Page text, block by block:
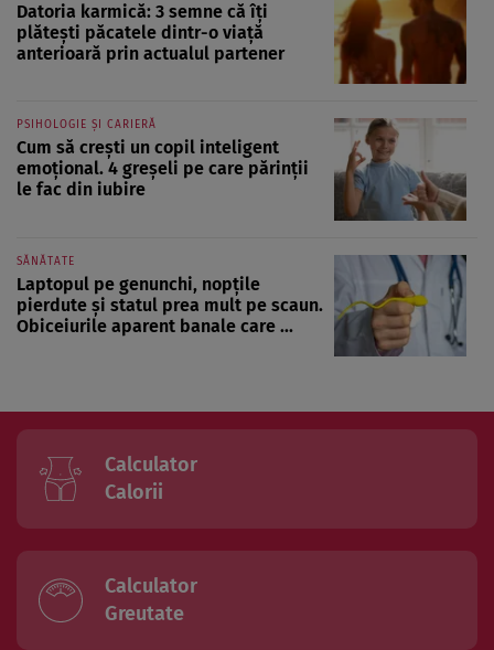
Datoria karmică: 3 semne că îți
plătești păcatele dintr-o viață
anterioară prin actualul partener
PSIHOLOGIE ȘI CARIERĂ
Cum să crești un copil inteligent
emoțional. 4 greșeli pe care părinții
le fac din iubire
SĂNĂTATE
Laptopul pe genunchi, nopțile
pierdute și statul prea mult pe scaun.
Obiceiurile aparent banale care ...
Calculator
Calorii
Calculator
Greutate